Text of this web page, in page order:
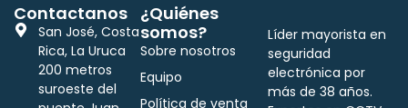
Líder mayorista en
seguridad
electrónica por
más de 38 años.
¿Quiénes
somos?
Sobre nosotros
Equipo
Política de venta
Contactanos
San José, Costa
Rica, La Uruca
200 metros
suroeste del